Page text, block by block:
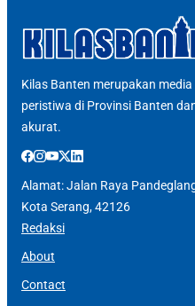
Kilas Banten merupakan
peristiwa di Provinsi Banten
akurat.
Alamat: Jalan Raya
Kota Serang, 42126
Redaksi
About
Contact